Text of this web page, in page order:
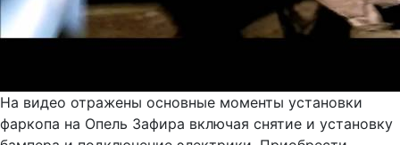
На видео отражены основные моменты установки
фаркопа на Опель Зафира включая снятие и установку